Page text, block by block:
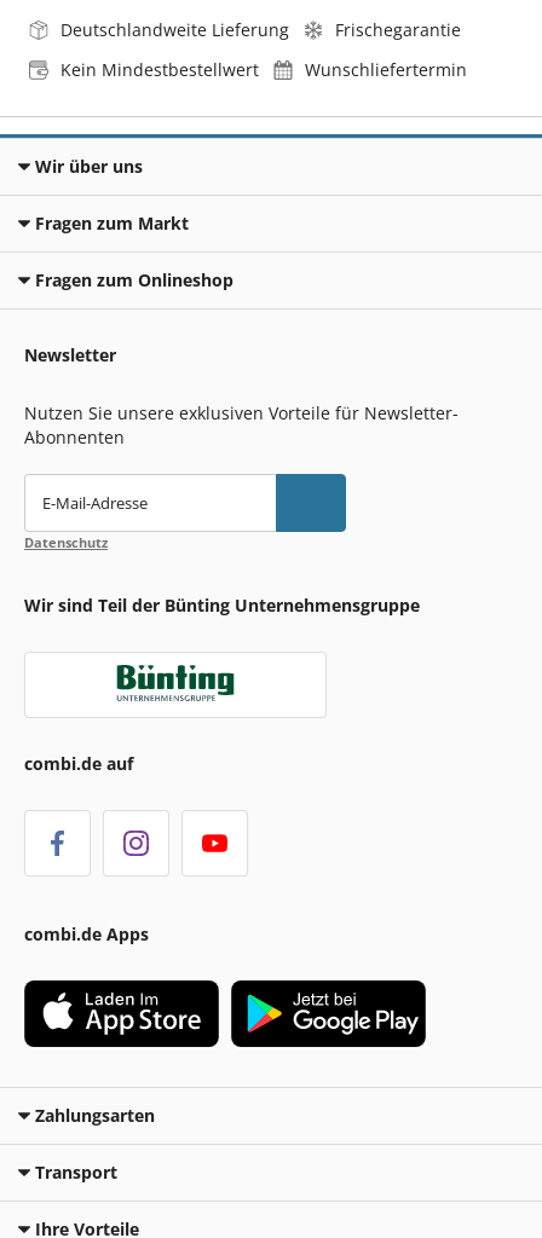
Deutschlandweite Lieferung
Frischegarantie
Kein Mindestbestellwert
Wunschliefertermin
Wir über uns
Fragen zum Markt
Fragen zum Onlineshop
Newsletter
Nutzen Sie unsere exklusiven Vorteile für Newsletter-
Abonnenten
E-Mail-Adresse
Datenschutz
Wir sind Teil der Bünting Unternehmensgruppe
combi.de auf
combi.de Apps
Zahlungsarten
Transport
Ihre Vorteile